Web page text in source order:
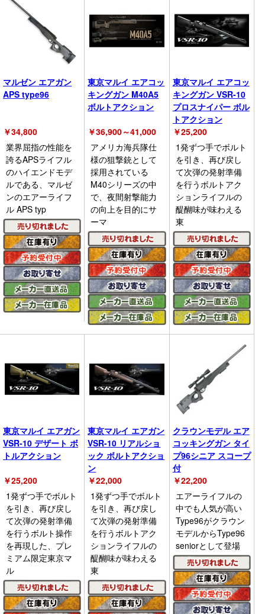
マルゼン エアガン
APS type96
￥34,800
業界屈指の性能を
誇るAPSライフル
のハイエンドモデ
ルである、マルゼ
ンのエアーライフ
ル APS typ
東京マルイ エアコッ
キングガン M40A5
ボルトアクション
￥36,900～41,000
アメリカ海兵隊仕
様の狙撃銃として
採用されている
M40シリーズの中
で、夜間射撃能力
の向上を目的にサ
ーマ
東京マルイ エアコッ
キングガン VSR-10
プロスナイパー ボル
トアクション
￥25,200
1発ずつ手でボルト
を引き、再び戻し
て次弾の発射準備
を行うボルトアク
ションライフルの
醍醐味が味わえる
東
東京マルイ エアガン
VSR-10 デザート ボ
トルアクション
￥25,200
1発ずつ手でボルト
を引き、再び戻し
て次弾の発射準備
を行うボルト操作
を再現した、プレ
ミアム限定東京マ
ル
東京マルイ エアガン
VSR-10 リアルショ
ック ボルトアクショ
ン
￥22,000
1発ずつ手でボルト
を引き、再び戻し
て次弾の発射準備
を行うボルトアク
ションライフルの
醍醐味が味わえる
東
クラウンモデル エア
コッキングガン タイ
プ96シニア スコープ
付
￥22,200
エアーライフルの
中でも人気が高い
Type96がクラウン
モデルからType96
seniorとして登場